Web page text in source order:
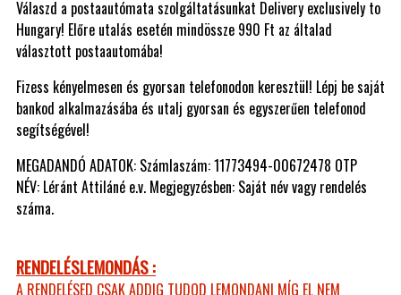
Válaszd a postaautómata szolgáltatásunkat Delivery exclusively to
Hungary! Előre utalás esetén mindössze 990 Ft az általad
választott postaautomába!
Fizess kényelmesen és gyorsan telefonodon keresztül! Lépj be saját
bankod alkalmazásába és utalj gyorsan és egyszerűen telefonod
segítségével!
MEGADANDÓ ADATOK: Számlaszám: 11773494-00672478 OTP
NÉV: Léránt Attiláné e.v. Megjegyzésben: Saját név vagy rendelés
száma.
RENDELÉSLEMONDÁS :
A RENDELÉSED CSAK ADDIG TUDOD LEMONDANI MÍG EL NEM